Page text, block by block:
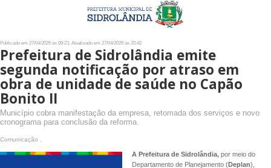
Publicado em 27/04/2026 às 09:23, Atualizado em 27/04/2026 às 20:42
Prefeitura de Sidrolândia emite
segunda notificação por atraso em
obra de unidade de saúde no Capão
Bonito II
Município cobra manifestação da empresa, retomada dos serviços e novo
cronograma para conclusão da reforma.
Comunicação ,
A Prefeitura de Sidrolândia,por meio do
Departamento de Planejamento (Deplan),